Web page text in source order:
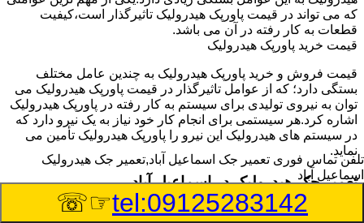
که می تواند در قیمت پاورپک هیدرولیک تاثیرگذار است،کیفیت
قطعات به کار رفته در آن می باشد.
قیمت خرید پاورپک هیدرولیک
قیمت فروش و خرید پاورپک هیدرولیک به چندین عامل مختلف
بستگی دارد؛ که از عوامل تاثیرگذار در قیمت پاورپک هیدرولیک می
توان به نیروی تولیدی برای سیستم به کار رفته در پاورپک هیدرولیک
اشاره کرد.هر سیستمی برای انجام کار خود نیاز به یک نیرو دارد که
در سیستم های هیدرولیک این نیرو را پاورپک هیدرولیک تأمین می
نماید.
تعمیر جک هیدرولیک در اسماعیل آباد
وسیله‎ای که با عملکرد خود موجب بلند شدن اهرم و یا وزن سنگین
تلفن تماس فوری تعمیر جک اسماعیل آباد,تعمیر جک هیدرولیک
اسماعیل آباد
tel:09125283142
☞☏